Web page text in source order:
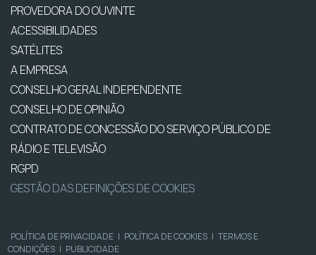
PROVEDORA DO OUVINTE
ACESSIBILIDADES
SATÉLITES
A EMPRESA
CONSELHO GERAL INDEPENDENTE
CONSELHO DE OPINIÃO
CONTRATO DE CONCESSÃO DO SERVIÇO PÚBLICO DE
RÁDIO E TELEVISÃO
RGPD
GESTÃO DAS DEFINIÇÕES DE COOKIES
POLÍTICA DE PRIVACIDADE | POLÍTICA DE COOKIES | TERMOS E
CONDIÇÕES | PUBLICIDADE